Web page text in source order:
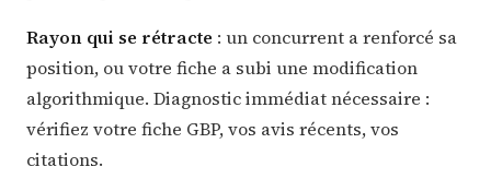
Rayon qui se rétracte : un concurrent a renforcé sa
position, ou votre fiche a subi une modification
algorithmique. Diagnostic immédiat nécessaire :
vérifiez votre fiche GBP, vos avis récents, vos
citations.